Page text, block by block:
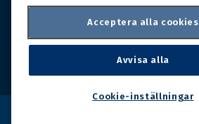
Acceptera alla cookies
Avvisa alla
Cookie-inställningar